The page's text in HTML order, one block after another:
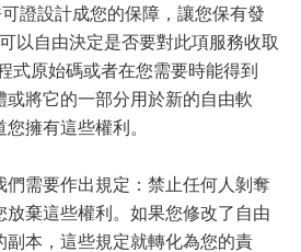
證設計成您的保障，讓您保有發
以自由決定是否要對此項服務收取
式原始碼或者在您需要時能得到
將它的一部分用於新的自由軟
擁有這些權利。
需要作出規定：禁止任何人剝奪
棄這些權利。如果您修改了自由
副本，這些規定就轉化為您的責